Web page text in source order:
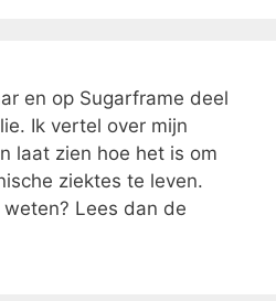
en op Sugarframe deel
Ik vertel over mijn
laat zien hoe het is om
ziektes te leven.
Lees dan de